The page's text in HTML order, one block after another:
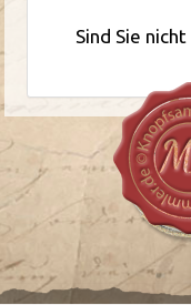
Sind Sie